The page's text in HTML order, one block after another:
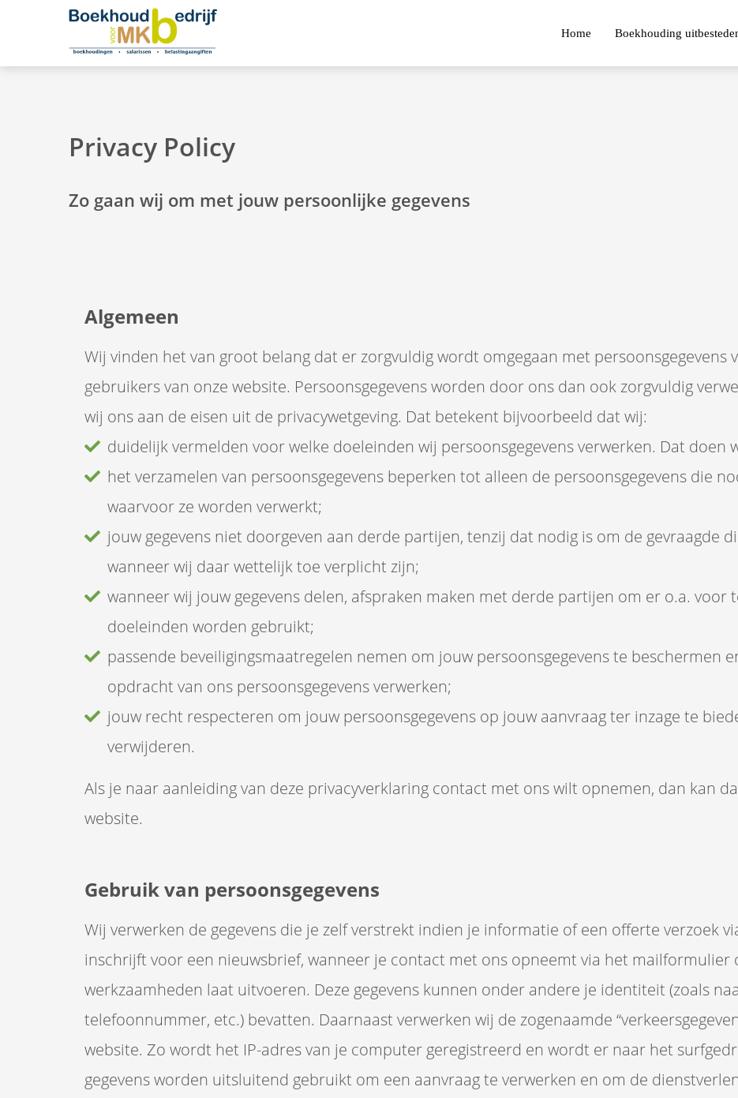
Home Boekhouding
Privacy Policy
Zo gaan wij om met jouw persoonlijke gegevens
Algemeen
Wij vinden het van groot belang dat er zorgvuldig wordt omgegaan met persoonsgegevens
gebruikers van onze website. Persoonsgegevens worden door ons dan ook zorgvuldig
wij ons aan de eisen uit de privacywetgeving. Dat betekent bijvoorbeeld dat wij:
duidelijk vermelden voor welke doeleinden wij persoonsgegevens verwerken. Dat doen
het verzamelen van persoonsgegevens beperken tot alleen de persoonsgegevens die
waarvoor ze worden verwerkt;
jouw gegevens niet doorgeven aan derde partijen, tenzij dat nodig is om de gevraagde
wanneer wij daar wettelijk toe verplicht zijn;
wanneer wij jouw gegevens delen, afspraken maken met derde partijen om er o.a. voor
doeleinden worden gebruikt;
passende beveiligingsmaatregelen nemen om jouw persoonsgegevens te beschermen
opdracht van ons persoonsgegevens verwerken;
jouw recht respecteren om jouw persoonsgegevens op jouw aanvraag ter inzage te
verwijderen.
Als je naar aanleiding van deze privacyverklaring contact met ons wilt opnemen, dan kan
website.
Gebruik van persoonsgegevens
Wij verwerken de gegevens die je zelf verstrekt indien je informatie of een offerte verzoek
inschrijft voor een nieuwsbrief, wanneer je contact met ons opneemt via het mailformulier
werkzaamheden laat uitvoeren. Deze gegevens kunnen onder andere je identiteit (zoals
telefoonnummer, etc.) bevatten. Daarnaast verwerken wij de zogenaamde
website. Zo wordt het IP-adres van je computer geregistreerd en wordt er naar het
gegevens worden uitsluitend gebruikt om een aanvraag te verwerken en om de